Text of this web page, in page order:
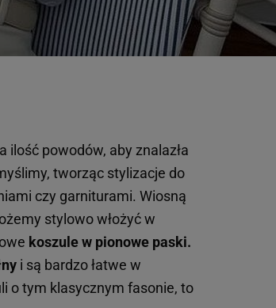
powodów, aby znalazła
tworząc stylizacje do
czy garniturami. Wiosną
stylowo włożyć w
koszule w pionowe paski.
i są bardzo łatwe w
o tym klasycznym fasonie, to